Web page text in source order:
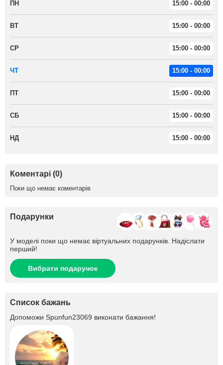
ПН 15:00 - 00:00
ВТ 15:00 - 00:00
СР 15:00 - 00:00
ЧТ 15:00 - 00:00
ПТ 15:00 - 00:00
СБ 15:00 - 00:00
НД 15:00 - 00:00
Коментарі (0)
Поки що немає коментарів
Подарунки
У моделі поки що немає віртуальних подарунків. Надіслати
перший!
Вибрати подарунок
Список бажань
Допоможи Spunfun23069 виконати бажання!